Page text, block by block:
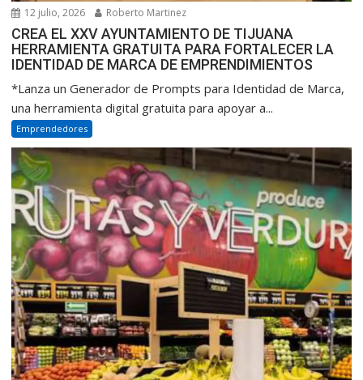
12 julio, 2026 Roberto Martinez
CREA EL XXV AYUNTAMIENTO DE TIJUANA
HERRAMIENTA GRATUITA PARA FORTALECER LA
IDENTIDAD DE MARCA DE EMPRENDIMIENTOS
*Lanza un Generador de Prompts para Identidad de Marca,
una herramienta digital gratuita para apoyar a...
Emprendedores